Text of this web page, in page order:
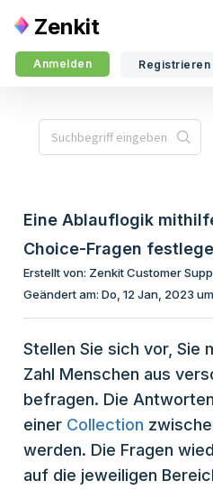
Zenkit
Anmelden Registrieren
Eine Ablauflogik
Choice-Fragen
Erstellt von: Zenkit Customer
Geändert am: Do, 12 Jan, 2023 um
Stellen Sie sich vor, Sie
Zahl Menschen aus
befragen. Die
einer Collection
werden. Die Fragen
auf die jeweiligen